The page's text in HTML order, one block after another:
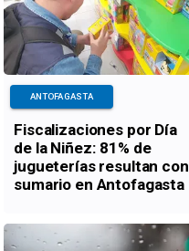
Fiscalizaciones por Día
de la Niñez: 81% de
jugueterías resultan con
sumario en Antofagasta
ANTOFAGASTA